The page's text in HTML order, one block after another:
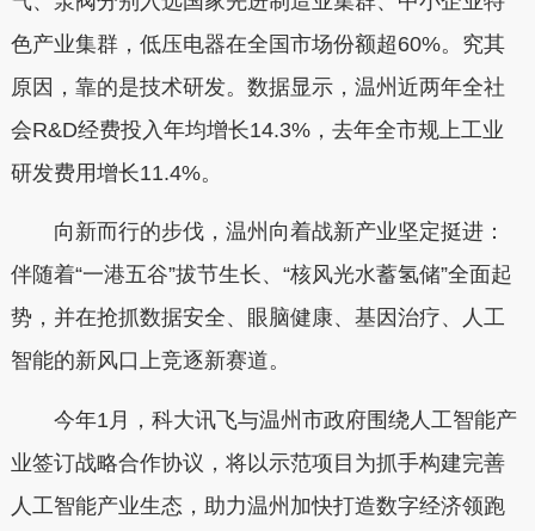
色产业集群，低压电器在全国市场份额超60%。究其
原因，靠的是技术研发。数据显示，温州近两年全社
会R&D经费投入年均增长14.3%，去年全市规上工业
研发费用增长11.4%。
向新而行的步伐，温州向着战新产业坚定挺进：
伴随着“一港五谷”拔节生长、“核风光水蓄氢储”全面起
势，并在抢抓数据安全、眼脑健康、基因治疗、人工
智能的新风口上竞逐新赛道。
今年1月，科大讯飞与温州市政府围绕人工智能产
业签订战略合作协议，将以示范项目为抓手构建完善
人工智能产业生态，助力温州加快打造数字经济领跑